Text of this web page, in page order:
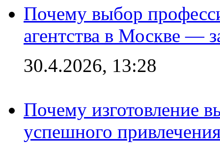
Почему выбор
агентства в Москве —
30.4.2026, 13:28
Почему изготовление
успешного